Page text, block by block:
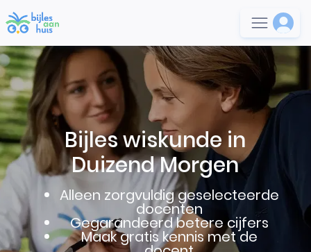
Bijles wiskunde in
Duizend Morgen
Alleen zorgvuldig geselecteerde
docenten
Gegarandeerd betere cijfers
Maak gratis kennis met de